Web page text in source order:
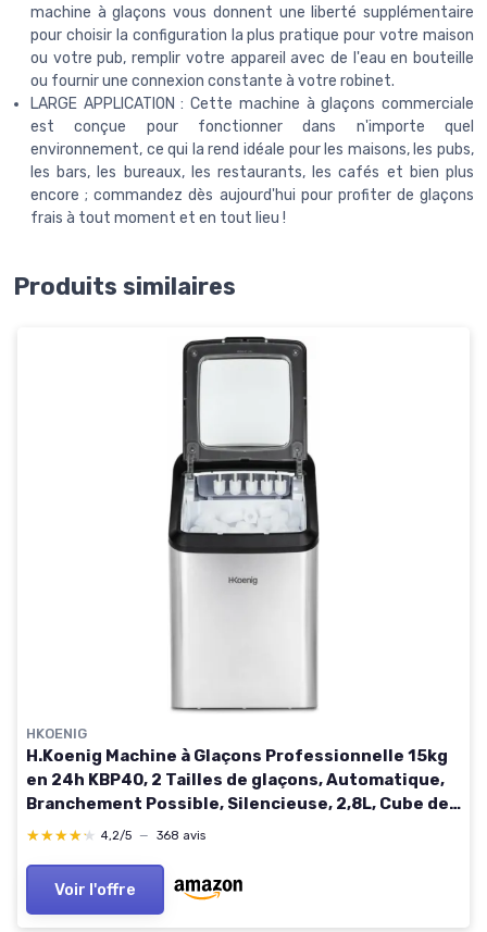
machine à glaçons vous donnent une liberté supplémentaire
pour choisir la configuration la plus pratique pour votre maison
ou votre pub, remplir votre appareil avec de l'eau en bouteille
ou fournir une connexion constante à votre robinet.
LARGE APPLICATION : Cette machine à glaçons commerciale
est conçue pour fonctionner dans n'importe quel
environnement, ce qui la rend idéale pour les maisons, les pubs,
les bars, les bureaux, les restaurants, les cafés et bien plus
encore ; commandez dès aujourd'hui pour profiter de glaçons
frais à tout moment et en tout lieu !
Produits similaires
HKOENIG
H.Koenig Machine à Glaçons Professionnelle 15kg
en 24h KBP40, 2 Tailles de glaçons, Automatique,
Branchement Possible, Silencieuse, 2,8L, Cube de
Glace Rapide Prêt en 6min
★★★★★
★★★★★ 4,2/5 — 368 avis
Voir l'offre